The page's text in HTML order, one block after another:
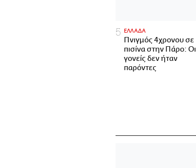
ΕΛΛΑΔΑ
Πνιγμός 4χρονου σε
πισίνα στην Πάρο: Οι
γονείς δεν ήταν
παρόντες